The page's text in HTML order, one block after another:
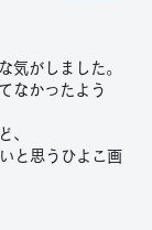
気がしました。
なかったよう
、
と思うひよこ画